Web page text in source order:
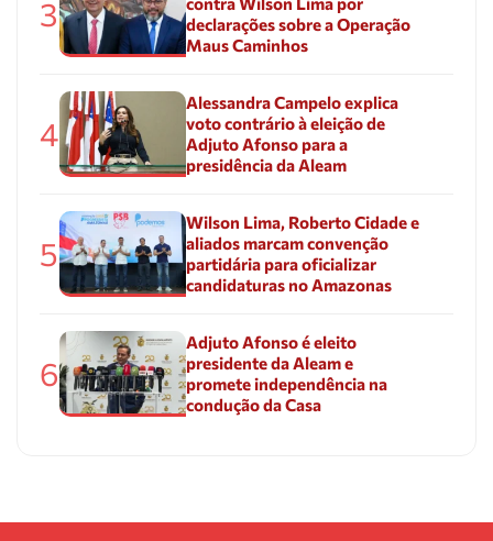
3
declarações sobre a Operação
Maus Caminhos
4
Alessandra Campelo explica
voto contrário à eleição de
Adjuto Afonso para a
presidência da Aleam
5
Wilson Lima, Roberto Cidade e
aliados marcam convenção
partidária para oficializar
candidaturas no Amazonas
6
Adjuto Afonso é eleito
presidente da Aleam e
promete independência na
condução da Casa